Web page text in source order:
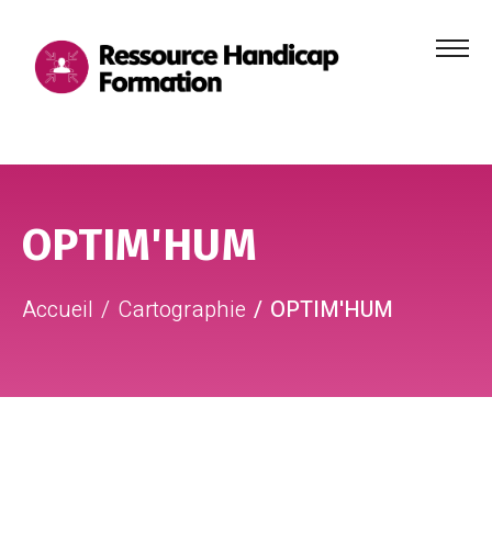
Menu
OPTIM'HUM
Accueil Cartographie OPTIM'HUM